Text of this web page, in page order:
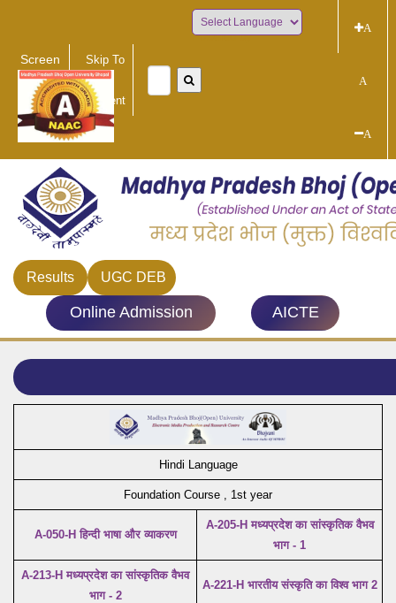
Screen
Reader
Access
Skip To
Main
Content
Powered by
A
A
A
Results UGC DEB
Online Admission AICTE
Hindi Language
Foundation Course , 1st year
A-050-H हिन्दी भाषा और व्याकरण
A-205-H मध्यप्रदेश का सांस्कृतिक वैभव
भाग - 1
A-213-H मध्यप्रदेश का सांस्कृतिक वैभव
भाग - 2
A-221-H भारतीय संस्कृति का विश्व भाग 2